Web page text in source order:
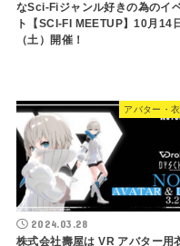
なSci-Fiジャンル好きの為のイ
ト【SCI-FI MEETUP】10月14日
（土）開催！
アバター・
2024.03.28
株式会社壽屋は VR アバター用